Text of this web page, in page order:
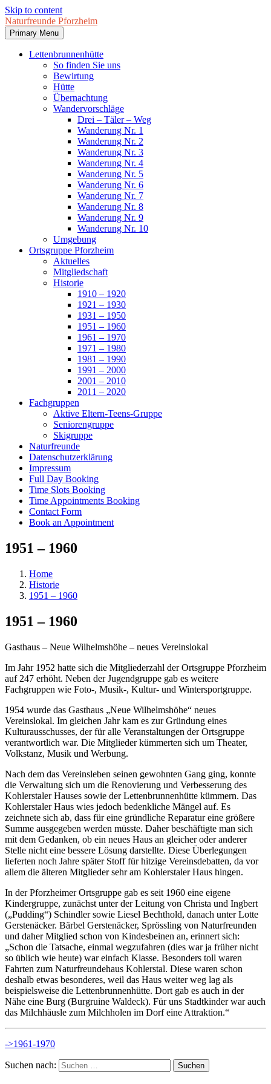
Skip to content
Naturfreunde Pforzheim
Primary Menu
Lettenbrunnenhütte
So finden Sie uns
Bewirtung
Hütte
Übernachtung
Wandervorschläge
Drei – Täler – Weg
Wanderung Nr. 1
Wanderung Nr. 2
Wanderung Nr. 3
Wanderung Nr. 4
Wanderung Nr. 5
Wanderung Nr. 6
Wanderung Nr. 7
Wanderung Nr. 8
Wanderung Nr. 9
Wanderung Nr. 10
Umgebung
Ortsgruppe Pforzheim
Aktuelles
Mitgliedschaft
Historie
1910 – 1920
1921 – 1930
1931 – 1950
1951 – 1960
1961 – 1970
1971 – 1980
1981 – 1990
1991 – 2000
2001 – 2010
2011 – 2020
Fachgruppen
Aktive Eltern-Teens-Gruppe
Seniorengruppe
Skigruppe
Naturfreunde
Datenschutzerklärung
Impressum
Full Day Booking
Time Slots Booking
Time Appointments Booking
Contact Form
Book an Appointment
1951 – 1960
Home
Historie
1951 – 1960
1951 – 1960
Gasthaus – Neue Wilhelmshöhe – neues Vereinslokal
Im Jahr 1952 hatte sich die Mitgliederzahl der Ortsgruppe Pforzheim
auf 247 erhöht. Neben der Jugendgruppe gab es weitere
Fachgruppen wie Foto-, Musik-, Kultur- und Wintersportgruppe.
1954 wurde das Gasthaus „Neue Wilhelmshöhe“ neues
Vereinslokal. Im gleichen Jahr kam es zur Gründung eines
Kulturausschusses, der für alle Veranstaltungen der Ortsgruppe
verantwortlich war. Die Mitglieder kümmerten sich um Theater,
Volkstanz, Musik und Werbung.
Nach dem das Vereinsleben seinen gewohnten Gang ging, konnte
die Verwaltung sich um die Renovierung und Verbesserung des
Kohlerstaler Hauses sowie der Lettenbrunnenhütte kümmern. Das
Kohlerstaler Haus wies jedoch bedenkliche Mängel auf. Es
zeichnete sich ab, dass für eine gründliche Reparatur eine größere
Summe ausgegeben werden müsste. Daher beschäftigte man sich
mit dem Gedanken, ob ein neues Haus an gleicher oder anderer
Stelle nicht eine bessere Lösung darstellte. Diese Überlegungen
lieferten noch Jahre später Stoff für hitzige Vereinsdebatten, da vor
allem die älteren Mitglieder sehr am Kohlerstaler Haus hingen.
In der Pforzheimer Ortsgruppe gab es seit 1960 eine eigene
Kindergruppe, zunächst unter der Leitung von Christa und Ingbert
(„Pudding“) Schindler sowie Liesel Bechthold, danach unter Lotte
Gerstenäcker. Bärbel Gerstenäcker, Sprössling von Naturfreunden
und daher Mitglied schon von Kindesbeinen an, erinnert sich:
„Schon die Tatsache, einmal wegzufahren (dies war ja früher nicht
so üblich wie heute) war einfach Klasse. Besonders toll waren
Fahrten zum Naturfreundehaus Kohlerstal. Diese waren schon
deshalb etwas besonderes, weil das Haus weiter weg lag als
beispielsweise die Lettenbrunnenhütte. Dort gab es auch in der
Nähe eine Burg (Burgruine Waldeck). Für uns Stadtkinder war auch
das Milchhäusle zum Milchholen im Dorf eine Attraktion.“
->1961-1970
Suchen nach: